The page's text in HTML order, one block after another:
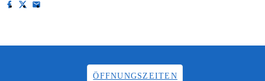
ÖFFNUNGSZEITEN